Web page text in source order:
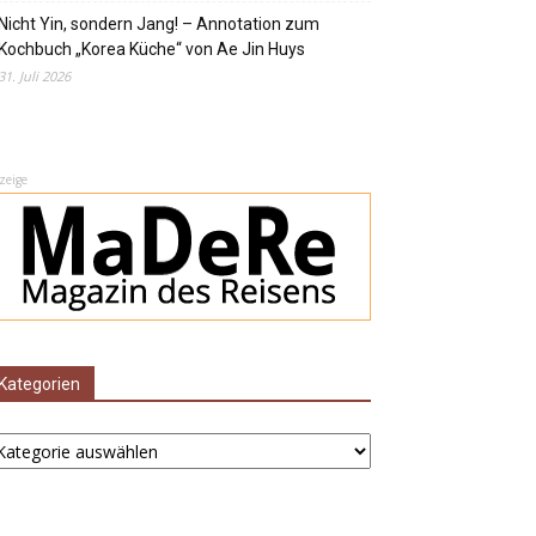
Yin, sondern Jang! – Annotation zum
„Korea Küche“ von Ae Jin Huys
Juli 2026